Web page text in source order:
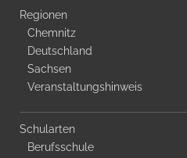
Regionen
Chemnitz
Deutschland
Sachsen
Veranstaltungshinweis
Schularten
Berufsschule